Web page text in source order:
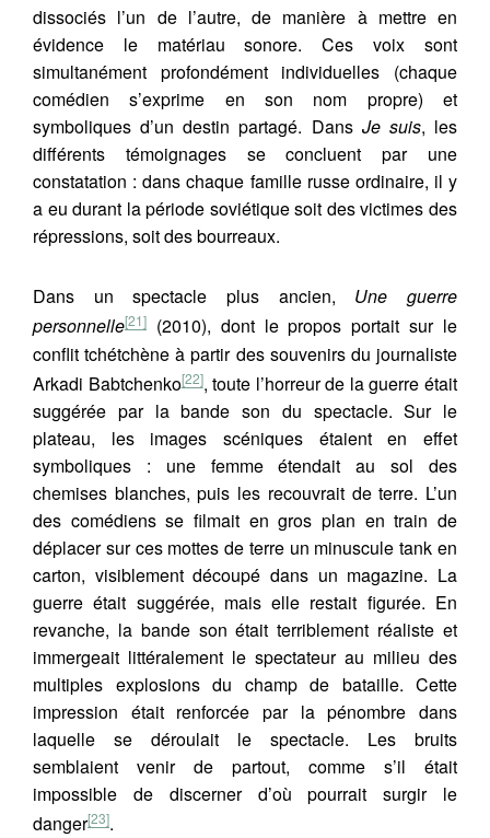
dissociés l’un de l’autre, de manière à mettre en
évidence le matériau sonore. Ces voix sont
simultanément profondément individuelles (chaque
comédien s’exprime en son nom propre) et
symboliques d’un destin partagé. Dans Je suis, les
différents témoignages se concluent par une
constatation : dans chaque famille russe ordinaire, il y
a eu durant la période soviétique soit des victimes des
répressions, soit des bourreaux.
Dans un spectacle plus ancien, Une guerre
personnelle[21] (2010), dont le propos portait sur le
conflit tchétchène à partir des souvenirs du journaliste
Arkadi Babtchenko[22], toute l’horreur de la guerre était
suggérée par la bande son du spectacle. Sur le
plateau, les images scéniques étaient en effet
symboliques : une femme étendait au sol des
chemises blanches, puis les recouvrait de terre. L’un
des comédiens se filmait en gros plan en train de
déplacer sur ces mottes de terre un minuscule tank en
carton, visiblement découpé dans un magazine. La
guerre était suggérée, mais elle restait figurée. En
revanche, la bande son était terriblement réaliste et
immergeait littéralement le spectateur au milieu des
multiples explosions du champ de bataille. Cette
impression était renforcée par la pénombre dans
laquelle se déroulait le spectacle. Les bruits
semblaient venir de partout, comme s’il était
impossible de discerner d’où pourrait surgir le
danger[23].